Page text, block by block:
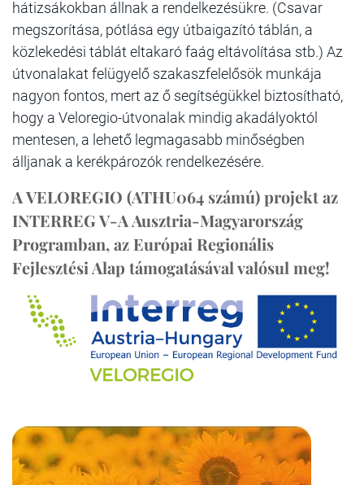
hátizsákokban állnak a rendelkezésükre. (Csavar
megszorítása, pótlása egy útbaigazító táblán, a
közlekedési táblát eltakaró faág eltávolítása stb.) Az
útvonalakat felügyelő szakaszfelelősök munkája
nagyon fontos, mert az ő segítségükkel biztosítható,
hogy a Veloregio-útvonalak mindig akadályoktól
mentesen, a lehető legmagasabb minőségben
álljanak a kerékpározók rendelkezésére.
A VELOREGIO (ATHU064 számú) projekt az
INTERREG V-A Ausztria-Magyarország
Programban, az Európai Regionális
Fejlesztési Alap támogatásával valósul meg!